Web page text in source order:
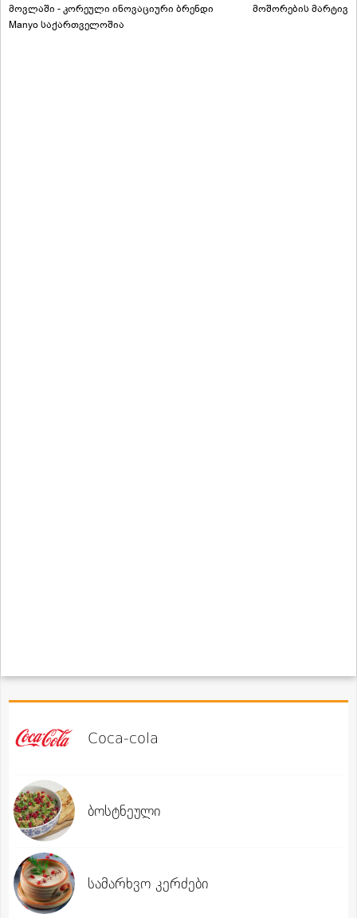
მოვლაში - კორეული ინოვაციური ბრენდი
Manyo საქართველოშია
მოშორების
Coca-cola
ბოსტნეული
სამარხვო კერძები